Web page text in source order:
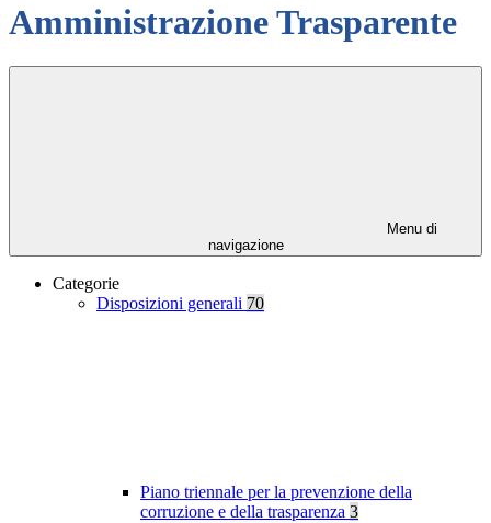
Amministrazione Trasparente
Menu di
navigazione
Categorie
Disposizioni generali 70
Piano triennale per la prevenzione della
corruzione e della trasparenza 3